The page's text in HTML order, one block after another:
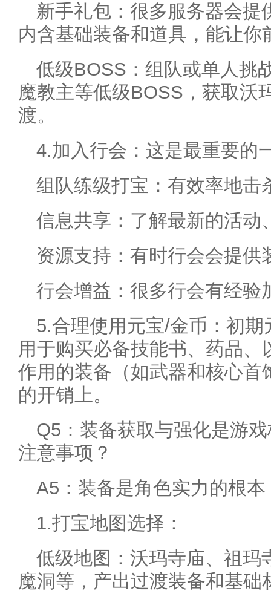
新手礼包：很多服务器会提
内含基础装备和道具，能让你
低级BOSS：组队或单人挑
魔教主等低级BOSS，获取沃
渡。
4.加入行会：这是最重要的
组队练级打宝：有效率地击
信息共享：了解最新的活动
资源支持：有时行会会提供
行会增益：很多行会有经验
5.合理使用元宝/金币：初
用于购买必备技能书、药品
作用的装备（如武器和核心首
的开销上。
Q5：装备获取与强化是游
注意事项？
A5：装备是角色实力的根
1.打宝地图选择：
低级地图：沃玛寺庙、祖玛
魔洞等，产出过渡装备和基础